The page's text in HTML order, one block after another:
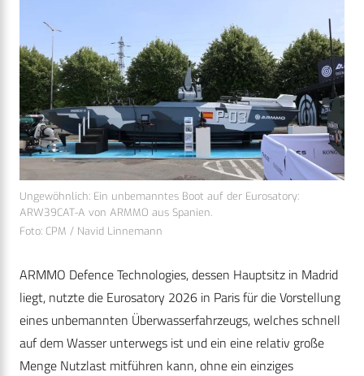
Ungewöhnlich: Ein unbemanntes Boot auf der Eurosatory:
ARW39CAT-A von ARMMO aus Spanien.
Foto: CPM / Navid Linnemann
ARMMO Defence Technologies, dessen Hauptsitz in Madrid
liegt, nutzte die Eurosatory 2026 in Paris für die Vorstellung
eines unbemannten Überwasserfahrzeugs, welches schnell
auf dem Wasser unterwegs ist und ein eine relativ große
Menge Nutzlast mitführen kann, ohne ein einziges